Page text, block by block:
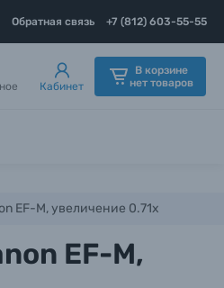
Обратная связь +7 (812) 603-55-55
Кабинет
В корзине
нет товаров
EF-M, увеличение 0.71х
EF-M,